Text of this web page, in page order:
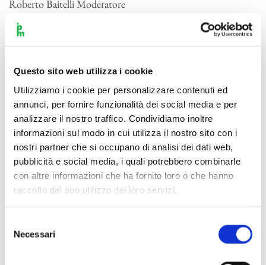
Questo sito web utilizza i cookie
Utilizziamo i cookie per personalizzare contenuti ed
annunci, per fornire funzionalità dei social media e per
analizzare il nostro traffico. Condividiamo inoltre
informazioni sul modo in cui utilizza il nostro sito con i
nostri partner che si occupano di analisi dei dati web,
pubblicità e social media, i quali potrebbero combinarle
con altre informazioni che ha fornito loro o che hanno
raccolto dal suo utilizzo dei loro servizi.
delNecessari
Roberto Baitelli Moderatore